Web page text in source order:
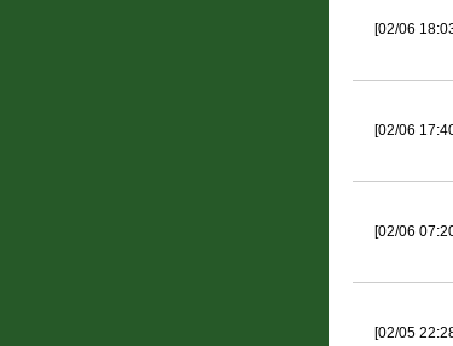
[02/06
[02/06
[02/06
[02/05